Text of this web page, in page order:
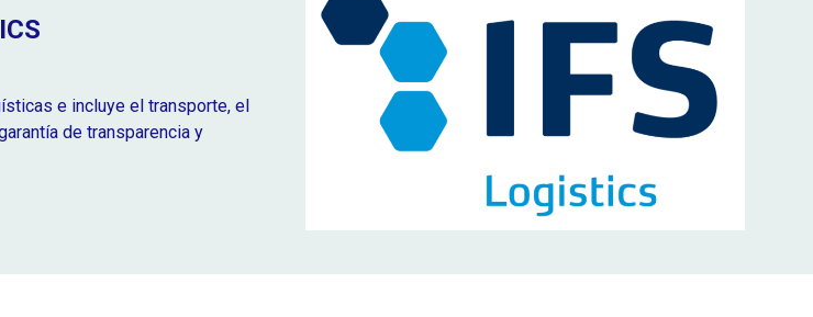
e incluye el transporte, el
de transparencia y